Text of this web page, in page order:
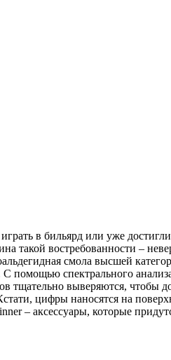
в бильярд или уже
такой востребованности –
смола высшей
помощью спектрального
тщательно выверяются, чтобы
цифры наносятся на
– аксессуары, которые